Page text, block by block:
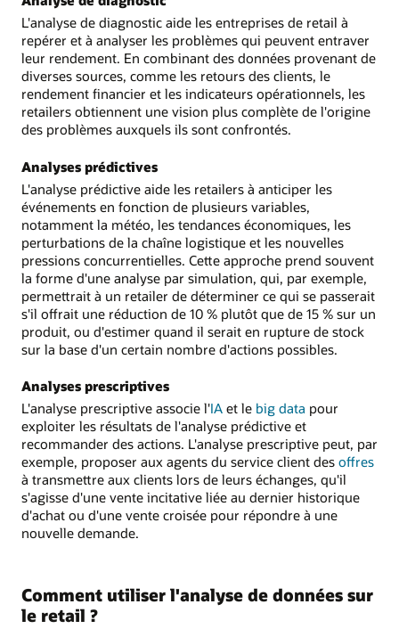
L'analyse de diagnostic aide les entreprises de retail à
repérer et à analyser les problèmes qui peuvent entraver
leur rendement. En combinant des données provenant de
diverses sources, comme les retours des clients, le
rendement financier et les indicateurs opérationnels, les
retailers obtiennent une vision plus complète de l'origine
des problèmes auxquels ils sont confrontés.
Analyses prédictives
L'analyse prédictive aide les retailers à anticiper les
événements en fonction de plusieurs variables,
notamment la météo, les tendances économiques, les
perturbations de la chaîne logistique et les nouvelles
pressions concurrentielles. Cette approche prend souvent
la forme d'une analyse par simulation, qui, par exemple,
permettrait à un retailer de déterminer ce qui se passerait
s'il offrait une réduction de 10 % plutôt que de 15 % sur un
produit, ou d'estimer quand il serait en rupture de stock
sur la base d'un certain nombre d'actions possibles.
Analyses prescriptives
L'analyse prescriptive associe l'IA et le big data pour
exploiter les résultats de l'analyse prédictive et
recommander des actions. L'analyse prescriptive peut, par
exemple, proposer aux agents du service client des offres
à transmettre aux clients lors de leurs échanges, qu'il
s'agisse d'une vente incitative liée au dernier historique
d'achat ou d'une vente croisée pour répondre à une
nouvelle demande.
Comment utiliser l'analyse de données sur
le retail ?